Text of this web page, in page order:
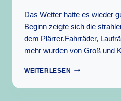
Das Wetter hatte es wieder
Beginn zeigte sich die
dem Plärrer.Fahrräder,
mehr wurden von Groß und
WEITERLESEN 14.
GEMEINSAM